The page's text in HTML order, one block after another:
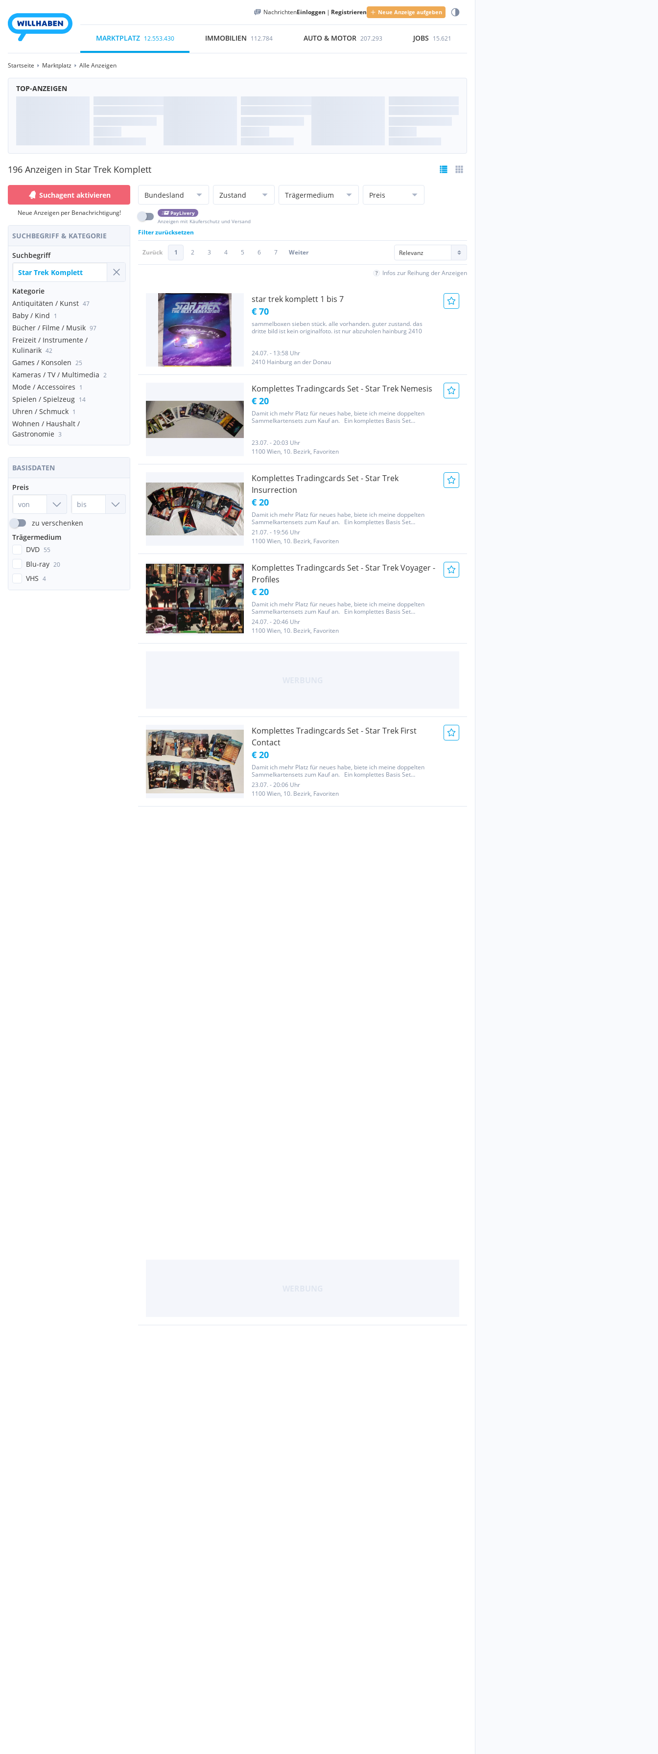
NachrichtenEinloggen | Registrieren Neue Anzeige aufgeben
MARKTPLATZ 12.553.430 IMMOBILIEN 112.784 AUTO & MOTOR 207.293 JOBS 15.621
Startseite Marktplatz Alle Anzeigen
TOP-ANZEIGEN
196 Anzeigen in Star Trek Komplett
Suchagent aktivieren
Neue Anzeigen per Benachrichtigung!
SUCHBEGRIFF & KATEGORIE
Suchbegriff
Kategorie
Antiquitäten / Kunst 47
Baby / Kind 1
Bücher / Filme / Musik 97
Freizeit / Instrumente /
Kulinarik 42
Games / Konsolen 25
Kameras / TV / Multimedia 2
Mode / Accessoires 1
Spielen / Spielzeug 14
Uhren / Schmuck 1
Wohnen / Haushalt /
Gastronomie 3
BASISDATEN
Preis
zu verschenken
Trägermedium
DVD 55
Blu-ray 20
VHS 4
Bundesland Zustand Trägermedium Preis
PayLivery
Anzeigen mit Käuferschutz und Versand
Filter zurücksetzen
Zurück 1 2 3 4 5 6 7 Weiter
Infos zur Reihung der Anzeigen
star trek komplett 1 bis 7
€ 70
sammelboxen sieben stück. alle vorhanden. guter zustand. das
dritte bild ist kein originalfoto. ist nur abzuholen hainburg 2410
24.07. - 13:58 Uhr
2410 Hainburg an der Donau
Komplettes Tradingcards Set - Star Trek Nemesis
€ 20
Damit ich mehr Platz für neues habe, biete ich meine doppelten
Sammelkartensets zum Kauf an. Ein komplettes Basis Set
...
23.07. - 20:03 Uhr
1100 Wien, 10. Bezirk, Favoriten
Komplettes Tradingcards Set - Star Trek
Insurrection
€ 20
Damit ich mehr Platz für neues habe, biete ich meine doppelten
Sammelkartensets zum Kauf an. Ein komplettes Basis Set
folgender Sammelkarten / Tradingcards Serie: Star Trek
Insurrection (Widevision) Jahrgang 1998 Anzahl: 72 Karten /
Cards...
21.07. - 19:56 Uhr
1100 Wien, 10. Bezirk, Favoriten
Komplettes Tradingcards Set - Star Trek Voyager -
Profiles
€ 20
Damit ich mehr Platz für neues habe, biete ich meine doppelten
Sammelkartensets zum Kauf an. Ein komplettes Basis Set
folgender Sammelkarten / Tradingcards Serie: Star Trek Voyager -
Profiles Jahrgang 1998 Anzahl: 90 Karten / Cards Herausgeber: ...
24.07. - 20:46 Uhr
1100 Wien, 10. Bezirk, Favoriten
Komplettes Tradingcards Set - Star Trek First
Contact
€ 20
Damit ich mehr Platz für neues habe, biete ich meine doppelten
Sammelkartensets zum Kauf an. Ein komplettes Basis Set
folgender Sammelkarten / Tradingcards Serie: Star Trek First
Contact (Widevision) Jahrgang 1996 Anzahl: 60 Karten / Cards...
23.07. - 20:06 Uhr
1100 Wien, 10. Bezirk, Favoriten